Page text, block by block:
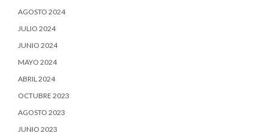
AGOSTO 2024
JULIO 2024
JUNIO 2024
MAYO 2024
ABRIL 2024
OCTUBRE 2023
AGOSTO 2023
JUNIO 2023